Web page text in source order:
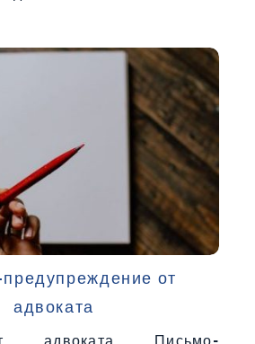
от
адвоката
адвоката Письмо-